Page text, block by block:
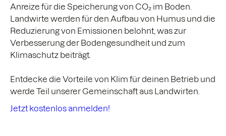
Anreize für die Speicherung von CO₂ im Boden.
Landwirte werden für den Aufbau von Humus und die
Reduzierung von Emissionen belohnt, was zur
Verbesserung der Bodengesundheit und zum
Klimaschutz beiträgt.
Entdecke die Vorteile von Klim für deinen Betrieb und
werde Teil unserer Gemeinschaft aus Landwirten.
Jetzt kostenlos anmelden!